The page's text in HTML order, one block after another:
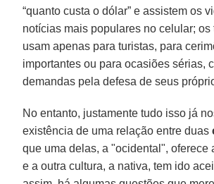
“quanto custa o dólar” e assistem os
notícias mais populares no celular; os
usam apenas para turistas, para
importantes ou para ocasiões sérias,
demandas pela defesa de seus
No entanto, justamente tudo isso já
existência de uma relação entre duas
que uma delas, a "ocidental", oferece
e a outra cultura, a nativa, tem ido